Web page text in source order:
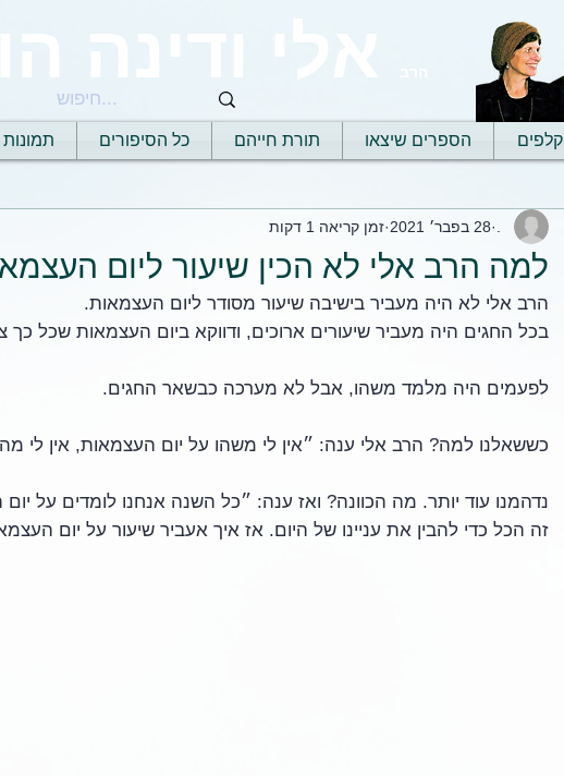
קלפים הספרים שיצאו תורת חייהם כל הסיפורים תמונות
למה הרב אלי לא הכין שיעור ליום
28 בפבר׳ 2021 זמן קריאה 1 דקות
הרב אלי לא היה מעביר בישיבה שיעור מסודר ליום העצמאות.
בכל החגים היה מעביר שיעורים ארוכים, ודווקא ביום העצמאות שכל כך
לפעמים היה מלמד משהו, אבל לא מערכה כבשאר החגים.
כששאלנו למה? הרב אלי ענה: ״אין לי משהו על יום העצמאות, אין לי
נדהמנו עוד יותר. מה הכוונה? ואז ענה: ״כל השנה אנחנו לומדים על
זה הכל כדי להבין את עניינו של היום. אז איך אעביר שיעור על יום